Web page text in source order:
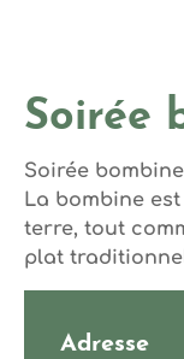
Soirée
Soirée
La bombine
terre, tout
plat
Adresse